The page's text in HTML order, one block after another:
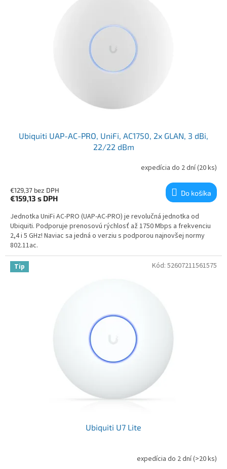
Ubiquiti UAP-AC-PRO, UniFi, AC1750, 2x GLAN, 3 dBi,
22/22 dBm
expedícia do 2 dní(20 ks)
€129,37 bez DPH
€159,13 s DPH
Do košíka
Jednotka UniFi AC-PRO (UAP-AC-PRO) je revolučná jednotka od
Ubiquiti. Podporuje prenosovú rýchlosť až 1750 Mbps a frekvenciu
2,4 i 5 GHz! Naviac sa jedná o verziu s podporou najnovšej normy
802.11ac.
Tip
Ubiquiti U7 Lite
expedícia do 2 dní(>20 ks)
Kód: 52607211561575